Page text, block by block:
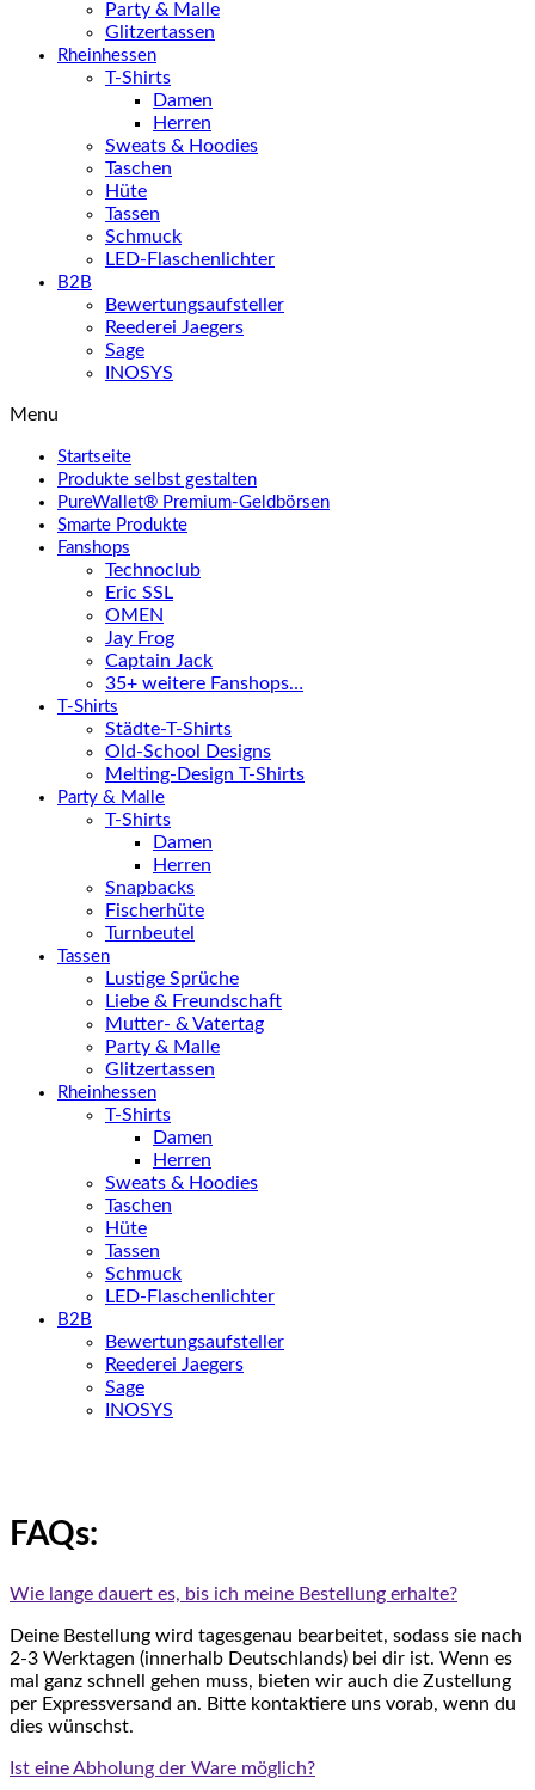
Party & Malle
Glitzertassen
Rheinhessen
T-Shirts
Damen
Herren
Sweats & Hoodies
Taschen
Hüte
Tassen
Schmuck
LED-Flaschenlichter
B2B
Bewertungsaufsteller
Reederei Jaegers
Sage
INOSYS
Menu
Startseite
Produkte selbst gestalten
PureWallet® Premium-Geldbörsen
Smarte Produkte
Fanshops
Technoclub
Eric SSL
OMEN
Jay Frog
Captain Jack
35+ weitere Fanshops…
T-Shirts
Städte-T-Shirts
Old-School Designs
Melting-Design T-Shirts
Party & Malle
T-Shirts
Damen
Herren
Snapbacks
Fischerhüte
Turnbeutel
Tassen
Lustige Sprüche
Liebe & Freundschaft
Mutter- & Vatertag
Party & Malle
Glitzertassen
Rheinhessen
T-Shirts
Damen
Herren
Sweats & Hoodies
Taschen
Hüte
Tassen
Schmuck
LED-Flaschenlichter
B2B
Bewertungsaufsteller
Reederei Jaegers
Sage
INOSYS
FAQs:
Wie lange dauert es, bis ich meine Bestellung erhalte?
Deine Bestellung wird tagesgenau bearbeitet, sodass sie nach
2-3 Werktagen (innerhalb Deutschlands) bei dir ist. Wenn es
mal ganz schnell gehen muss, bieten wir auch die Zustellung
per Expressversand an. Bitte kontaktiere uns vorab, wenn du
dies wünschst.
Ist eine Abholung der Ware möglich?